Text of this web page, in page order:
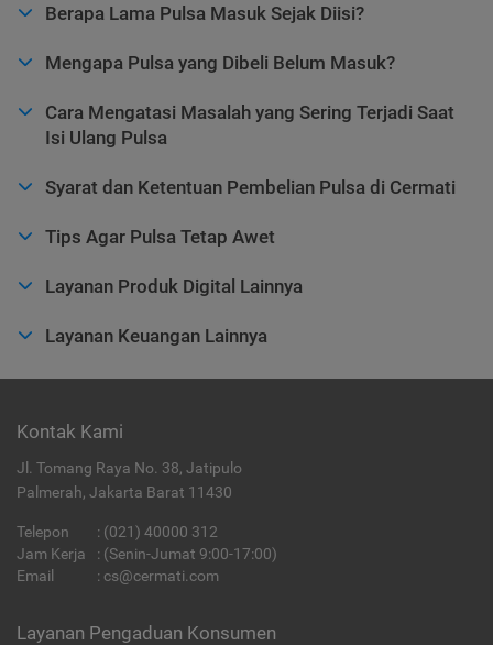
Berapa Lama Pulsa Masuk Sejak Diisi?
Mengapa Pulsa yang Dibeli Belum Masuk?
Cara Mengatasi Masalah yang Sering Terjadi Saat
Isi Ulang Pulsa
Syarat dan Ketentuan Pembelian Pulsa di Cermati
Tips Agar Pulsa Tetap Awet
Layanan Produk Digital Lainnya
Layanan Keuangan Lainnya
Kontak Kami
Jl. Tomang Raya No. 38, Jatipulo
Palmerah, Jakarta Barat 11430
Telepon : (021) 40000 312
Jam Kerja
: (Senin-Jumat 9:00-17:00)
Email
: cs@cermati.com
Layanan Pengaduan Konsumen